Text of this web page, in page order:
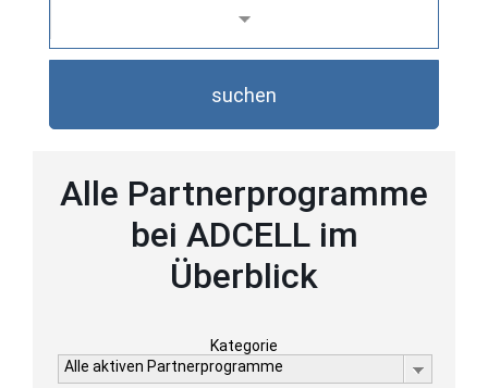
suchen
Alle Partnerprogramme
bei ADCELL im
Überblick
Kategorie
Alle aktiven Partnerprogramme